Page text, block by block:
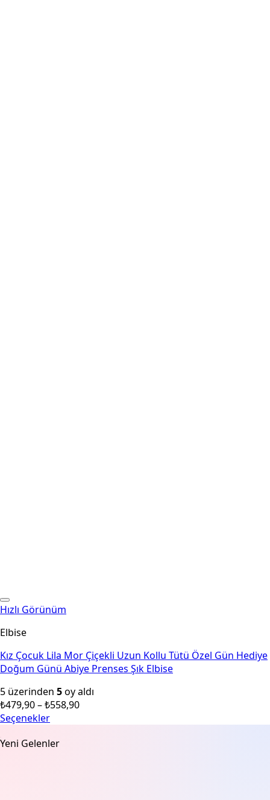
Hızlı Görünüm
Elbise
Kız Çocuk Lila Mor Çiçekli Uzun Kollu Tütü Özel Gün Hediye
Doğum Günü Abiye Prenses Şık Elbise
5 üzerinden 5oy aldı
₺479,90–₺558,90Fiyat
Seçenekler
ürünün
Yeni Gelenler